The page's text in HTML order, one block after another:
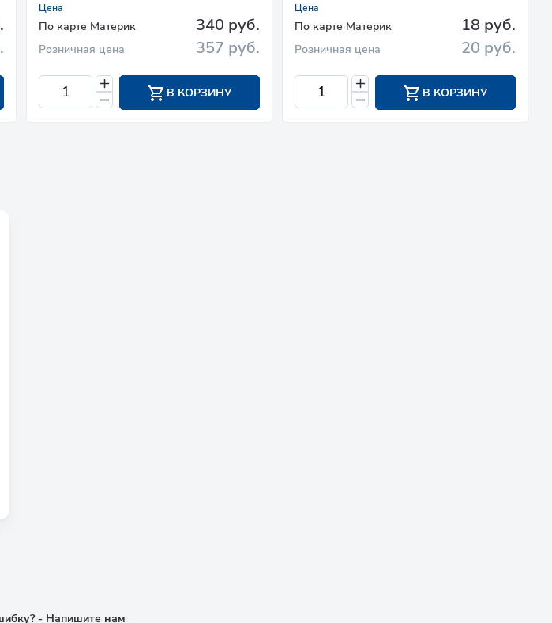
Цена
По карте Материк 340 руб.
Розничная цена 357 руб.
В КОРЗИНУ
Цена
По карте Материк 18 руб.
Розничная цена 20 руб.
В КОРЗИНУ
- Напишите нам